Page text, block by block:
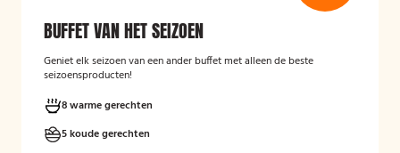
BUFFET VAN HET SEIZOEN
Geniet elk seizoen van een ander buffet met alleen de beste
seizoensproducten!
8 warme gerechten
5 koude gerechten